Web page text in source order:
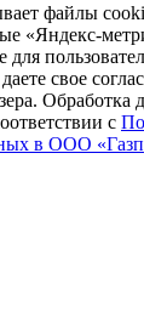
файлы
«Яндекс-
для
свое
Обработка
с
в ООО